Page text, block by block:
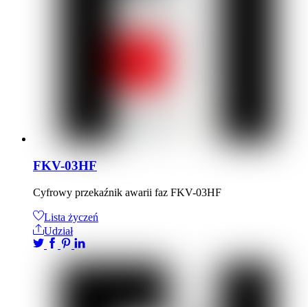
FKV-03HF
Cyfrowy przekaźnik awarii faz FKV-03HF
Lista życzeń
Udział